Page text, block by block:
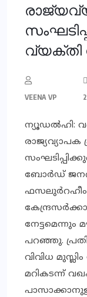
VEENA VP
ന്യൂഡല്‍ഹി:
രാജ്യവ്യാപക
ബോര്‍ഡ്
ഫസലുര്‍റഹീം
നേട്ടമെന്നും
പറഞ്ഞു.
വിവിധ
മറികടന്ന്